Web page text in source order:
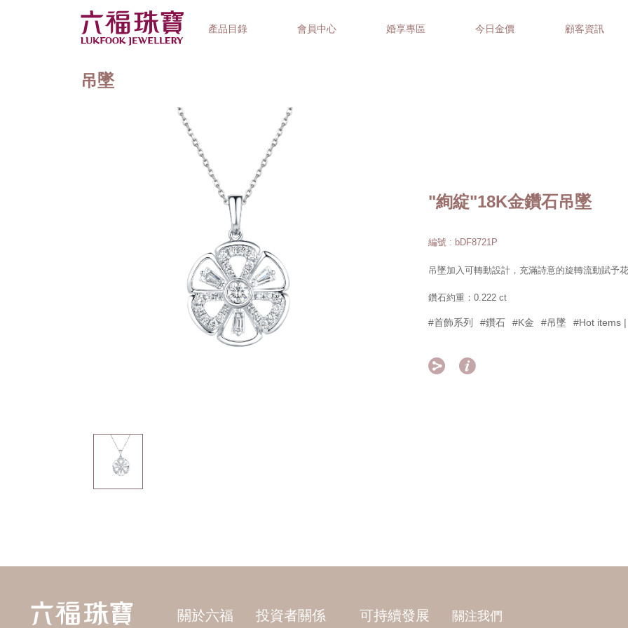
產品目錄 會員中心 婚享專區 今日金價 顧客資訊
精選禮品
吊墜
"絢綻"18K金鑽石吊墜
編號 : bDF8721P
吊墜加入可轉動設計，充滿詩意的旋轉流動賦予
鑽石約重：0.222 ct
#首飾系列 #鑽石 #K金 #吊墜 #Hot items
 
關於六福 投資者關係 可持續發展 關注我們